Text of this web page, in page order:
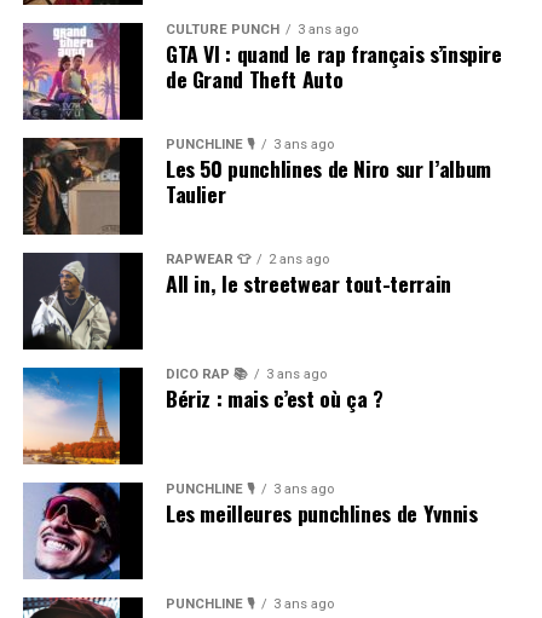
CULTURE PUNCH 3 ans ago
GTA VI : quand le rap français s’inspire
de Grand Theft Auto
PUNCHLINE 🎙️ 3 ans ago
Les 50 punchlines de Niro sur l’album
Taulier
RAPWEAR 👕 2 ans ago
All in, le streetwear tout-terrain
DICO RAP 📚 3 ans ago
Bériz : mais c’est où ça ?
PUNCHLINE 🎙️ 3 ans ago
Les meilleures punchlines de Yvnnis
PUNCHLINE 🎙️ 3 ans ago